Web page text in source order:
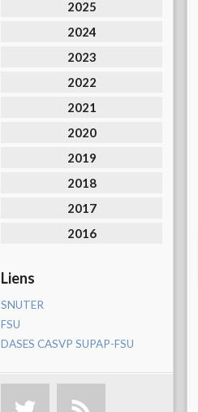
2025
2024
2023
2022
2021
2020
2019
2018
2017
2016
Liens
SNUTER
FSU
DASES CASVP SUPAP-FSU